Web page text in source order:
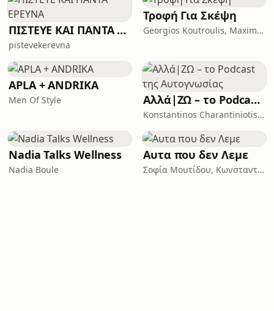
ΠΙΣΤΕΥΕ ΚΑΙ ΠΑΝΤΑ ΕΡΕΥΝΑ
pistevekerevna
Τροφή Για Σκέψη
Georgios Koutroulis, Maximos George
APLA + ANDRIKA
Men Of Style Αλλά|ΖΩ – το Podcast της Aυτογνωσίας
Konstantinos Charantiniotis - Mind your Mind
Nadia Talks Wellness
Nadia Boule
Αυτα που δεν Λεμε
Σοφία Μουτίδου, Κωνσταντίνος Μωραϊτόπουλος